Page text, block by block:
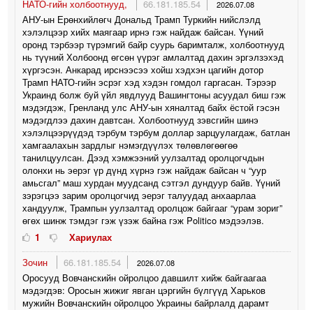
НАТО-гийн холбоотнууд, 66.181.185.54 2026.07.08
АНУ-ын Ерөнхийлөгч Дональд Трамп Туркийн нийслэлд
хэлэлцээр хийх маягаар ирнэ гэж найдаж байсан. Үүний
оронд тэрбээр түрэмгий байр суурь баримталж, холбоотнууд
нь түүний Холбоонд өгсөн үүрэг амлалтад дахин эргэлзэхэд
хүргэсэн. Анкарад ирснээсээ хойш хэдхэн цагийн дотор
Трамп НАТО-гийн эсрэг хэд хэдэн гомдол гаргасан. Тэрээр
Украинд болж буй үйл явдлууд Вашингтоны асуудал биш гэж
мэдэгдэж, Гренланд улс АНУ-ын хяналтад байх ёстой гэсэн
мэдэгдлээ дахин давтсан. Холбоотнууд зэвсгийн шинэ
хэлэлцээрүүдэд тэрбум тэрбум доллар зарцуулагдаж, батлан
​​​​хамгаалахын зардлыг нэмэгдүүлэх төлөвлөгөөгөө
танилцуулсан. Дээд хэмжээний уулзалтад оролцогчдын
олонхи нь эерэг үр дүнд хүрнэ гэж найдаж байсан ч “уур
амьсгал” маш хурдан муудсанд сэтгэл дундуур байв. Үүний
зэрэгцээ зарим оролцогчид эерэг талуудад анхаарлаа
хандуулж, Трампын уулзалтад оролцож байгааг “урам зориг”
өгөх шинж тэмдэг гэж үзэж байна гэж Politico мэдээлэв.
1
Хариулах
Зочин
66.181.185.54 2026.07.08
Оросууд Вовчанскийн ойролцоо давшилт хийж байгаагаа
мэдэгдэв: Оросын жижиг явган цэргийн бүлгүүд Харьков
мужийн Вовчанскийн ойролцоо Украины байрлалд дарамт